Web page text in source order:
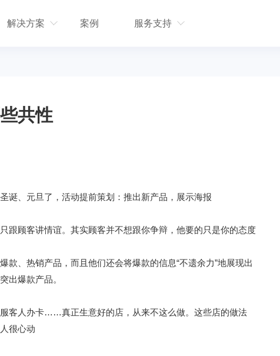
解决方案 案例 服务支持
共性
诞、元旦了，活动提前策划：推出新产品，展示海报
跟顾客讲情谊。其实顾客并不想跟你争辩，他要的只是你的态度
款、热销产品，而且他们还会将爆款的信息“不遗余力”地展现出
出爆款产品。
客人办卡……真正生意好的店，从来不这么做。这些店的做法
很心动